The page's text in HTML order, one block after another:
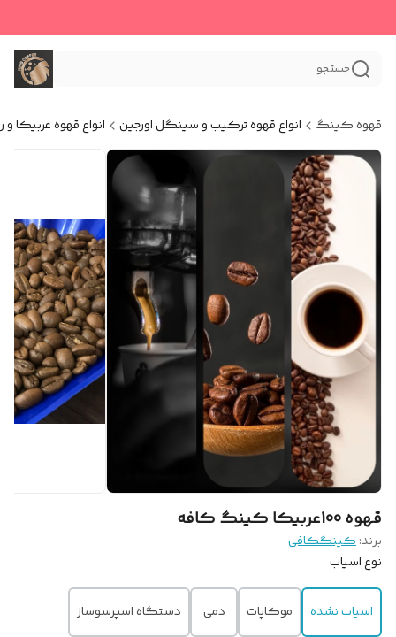
جستجو
قهوه کینگ انواع قهوه ترکیب و سینگل اورجین انواع قهوه عربیکا و
قهوه 100عربیکا کینگ کافه
برند:کینگکافی
نوع اسیاب
اسیاب نشده موکاپات دمی
دستگاه اسپرسوساز